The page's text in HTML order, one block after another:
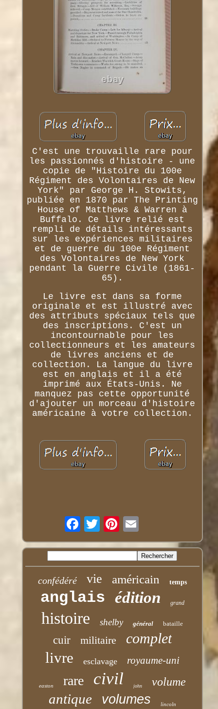
C'est une trouvaille rare pour
les passionnés d'histoire - une
copie de "Histoire du 100e
Régiment des Volontaires de New
York" par George H. Stowits,
publiée en 1870 par The Printing
House of Matthews & Warren à
Buffalo. Ce livre relié est
rempli de détails intéressants
sur les expériences militaires
et de guerre du 100e Régiment
des Volontaires de New York
pendant la Guerre Civile (1861-
65).
Le livre est dans sa forme
originale et est illustré avec
des attributs spéciaux tels que
des inscriptions. C'est un
incontournable pour les
collectionneurs et les amateurs
de livres anciens et de
collection. La langue du livre
est en anglais et il a été
imprimé aux États-Unis. Ne
manquez pas cette opportunité
d'ajouter un morceau d'histoire
américaine à votre collection.
confédéré vie américain temps
anglais édition grand
histoire shelby général bataille
cuir militaire complet
livre esclavage royaume-uni
easton rare civil john volume
antique volumes lincoln